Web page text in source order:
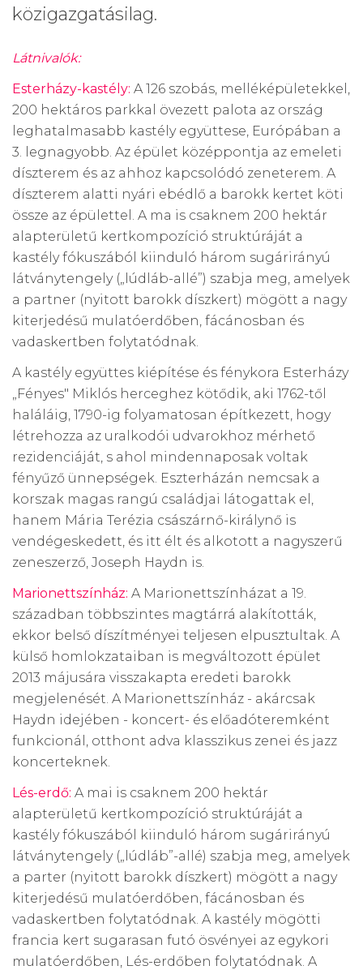
közigazgatásilag.
Látnivalók:
Esterházy-kastély: A 126 szobás, melléképületekkel,
200 hektáros parkkal övezett palota az ország
leghatalmasabb kastély együttese, Európában a
3. legnagyobb. Az épület középpontja az emeleti
díszterem és az ahhoz kapcsolódó zeneterem. A
díszterem alatti nyári ebédlő a barokk kertet köti
össze az épülettel. A ma is csaknem 200 hektár
alapterületű kertkompozíció struktúráját a
kastély fókuszából kiinduló három sugárirányú
látványtengely („lúdláb-allé”) szabja meg, amelyek
a partner (nyitott barokk díszkert) mögött a nagy
kiterjedésű mulatóerdőben, fácánosban és
vadaskertben folytatódnak.
A kastély együttes kiépítése és fénykora Esterházy
„Fényes" Miklós herceghez kötődik, aki 1762-től
haláláig, 1790-ig folyamatosan építkezett, hogy
létrehozza az uralkodói udvarokhoz mérhető
rezidenciáját, s ahol mindennaposak voltak
fényűző ünnepségek. Eszterházán nemcsak a
korszak magas rangú családjai látogattak el,
hanem Mária Terézia császárnő-királynő is
vendégeskedett, és itt élt és alkotott a nagyszerű
zeneszerző, Joseph Haydn is.
Marionettszínház: A Marionettszínházat a 19.
században többszintes magtárrá alakították,
ekkor belső díszítményei teljesen elpusztultak. A
külső homlokzataiban is megváltozott épület
2013 májusára visszakapta eredeti barokk
megjelenését. A Marionettszínház - akárcsak
Haydn idejében - koncert- és előadóteremként
funkcionál, otthont adva klasszikus zenei és jazz
koncerteknek.
Lés-erdő: A mai is csaknem 200 hektár
alapterületű kertkompozíció struktúráját a
kastély fókuszából kiinduló három sugárirányú
látványtengely („lúdláb”-allé) szabja meg, amelyek
a parter (nyitott barokk díszkert) mögött a nagy
kiterjedésű mulatóerdőben, fácánosban és
vadaskertben folytatódnak. A kastély mögötti
francia kert sugarasan futó ösvényei az egykori
mulatóerdőben, Lés-erdőben folytatódnak. A